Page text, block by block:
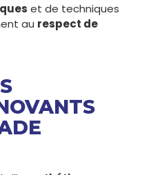
et de techniques
au respect de